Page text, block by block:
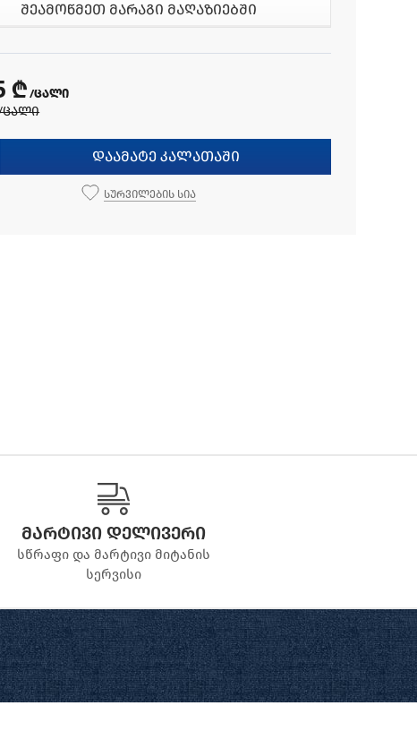
შეამოწმეთ მარაგი მაღაზიებში
₾ /ცალი
ცალი
დაამატე კალათაში
სურვილების სია
მარტივი დელივერი
სწრაფი და მარტივი მიტანის
სერვისი